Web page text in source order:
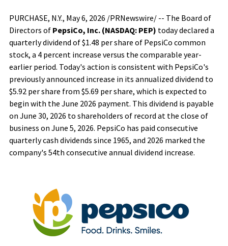
PURCHASE, N.Y., May 6, 2026 /PRNewswire/ -- The Board of
Directors of PepsiCo, Inc. (NASDAQ: PEP) today declared a
quarterly dividend of $1.48 per share of PepsiCo common
stock, a 4 percent increase versus the comparable year-
earlier period. Today's action is consistent with PepsiCo's
previously announced increase in its annualized dividend to
$5.92 per share from $5.69 per share, which is expected to
begin with the June 2026 payment. This dividend is payable
on June 30, 2026 to shareholders of record at the close of
business on June 5, 2026. PepsiCo has paid consecutive
quarterly cash dividends since 1965, and 2026 marked the
company's 54th consecutive annual dividend increase.